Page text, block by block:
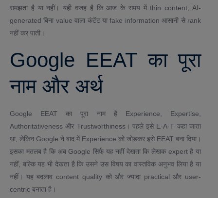
समझता है या नहीं। यही वजह है कि आज के समय में thin content, AI-
generated बिना value वाला कंटेंट या fake information आसानी से rank
नहीं कर पाती।
Google EEAT का पूरा
नाम और अर्थ
Google EEAT का पूरा नाम है Experience, Expertise,
Authoritativeness और Trustworthiness। पहले इसे E-A-T कहा जाता
था, लेकिन Google ने बाद में Experience को जोड़कर इसे EEAT बना दिया।
इसका मतलब है कि अब Google सिर्फ यह नहीं देखता कि लेखक expert है या
नहीं, बल्कि यह भी देखता है कि उसने उस विषय का वास्तविक अनुभव लिया है या
नहीं। यह बदलाव content quality को और ज्यादा practical और user-
centric बनाता है।